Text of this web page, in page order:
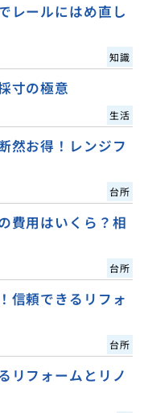
レールにはめ直し
知識
寸の極意
生活
然お得！レンジフ
台所
費用はいくら？相
台所
信頼できるリフォ
台所
リフォームとリノ